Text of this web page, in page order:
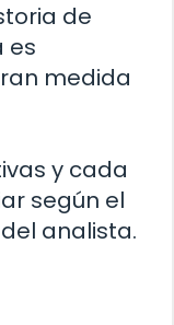
de
es
medida
y cada
según el
analista.